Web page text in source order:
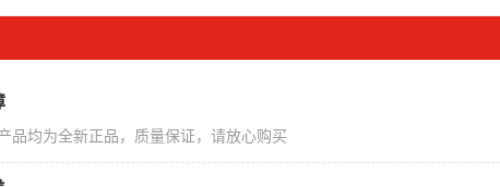
品均为全新正品，质量保证，请放心购买